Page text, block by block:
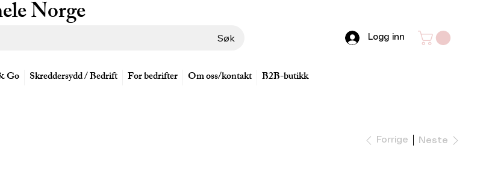
Norge
Søk
Go Skreddersydd / Bedrift For bedrifter Om oss/kontakt B2B-butikk
Logg inn
Forrige Neste